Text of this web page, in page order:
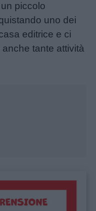
piccolo
uno dei
editrice e ci
tante attività